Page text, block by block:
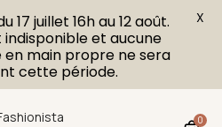
0
17 juillet 16h au 12 août.
indisponible et aucune
main propre ne sera
cette période.
X